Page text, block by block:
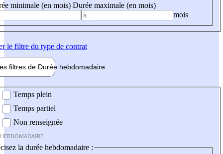
minimale (en mois) Durée maximale (en mois)
mois
le filtre du type de contrat
filtres de Durée hebdomadaire
Temps plein
Temps partiel
Non renseignée
la durée hebdomadaire :